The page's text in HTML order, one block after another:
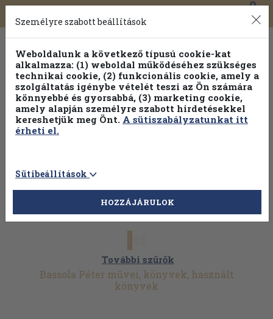
Toggle
navigation
0
További szűrők
Bassola Péter művei, könyvek, használt
könyvek
Személyre szabott beállítások
Weboldalunk a következő típusú cookie-kat
alkalmazza: (1) weboldal működéséhez szükséges
technikai cookie, (2) funkcionális cookie, amely a
szolgáltatás igénybe vételét teszi az Ön számára
könnyebbé és gyorsabbá, (3) marketing cookie,
amely alapján személyre szabott hirdetésekkel
kereshetjük meg Önt. A sütiszabályzatunkat itt
érheti el.
Sütibeállítások
HOZZÁJÁRULOK